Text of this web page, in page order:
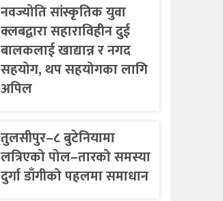
नवज्योति सांस्कृतिक युवा
क्लबद्वारा सहाराविहीन दुई
बालकलाई खाद्यान्न र नगद
सहयोग, थप सहयोगका लागि
अपिल
तुलसीपुर–८ बुटेनियामा
लत्रिएको पोल–तारको समस्या
दुर्गा डाँगीको पहलमा समाधान